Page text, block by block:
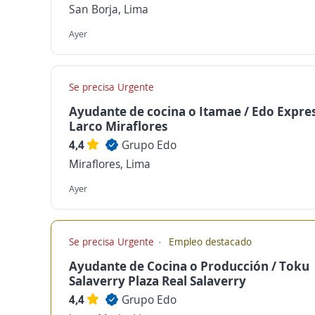
San Borja, Lima
Ayer
Se precisa Urgente
Ayudante de cocina o Itamae / Edo
Larco Miraflores
4,4
Grupo Edo
Miraflores, Lima
Ayer
Se precisa Urgente Empleo destacado
Ayudante de Cocina o Producción / Toku
Salaverry Plaza Real Salaverry
4,4
Grupo Edo